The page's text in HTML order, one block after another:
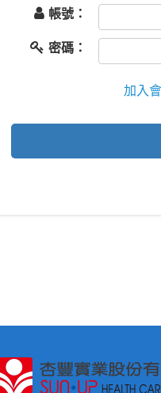
帳號：
密碼：
加入